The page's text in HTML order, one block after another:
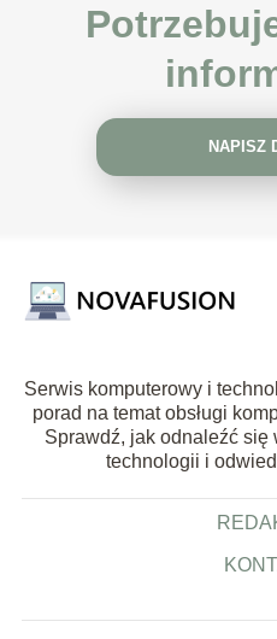
NAPISZ
Serwis komputerowy i
porad na temat obsługi
Sprawdź, jak odnaleźć się
technologii i